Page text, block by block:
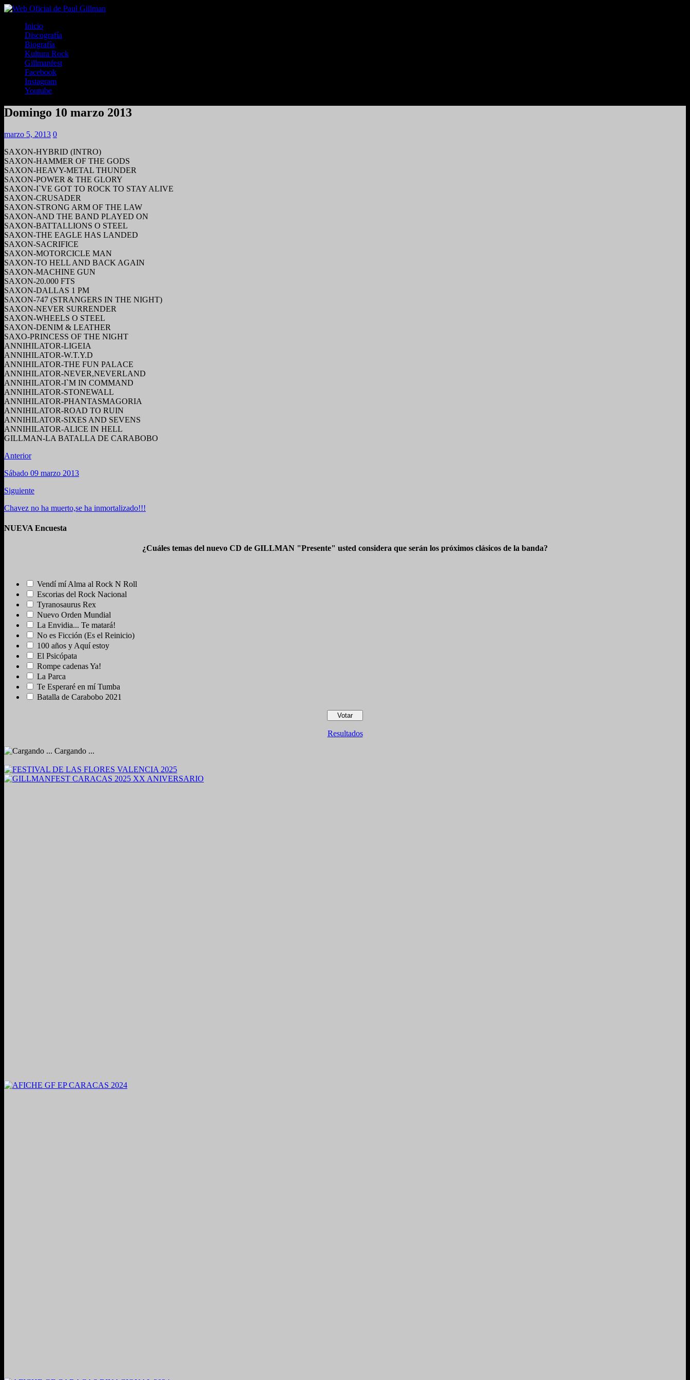
Inicio
Discografía
Biografía
Kultura Rock
Gillmanfest
Facebook
Instagram
Youtube
Domingo 10 marzo 2013
marzo 5, 2013 0
SAXON-HYBRID (INTRO)
SAXON-HAMMER OF THE GODS
SAXON-HEAVY-METAL THUNDER
SAXON-POWER & THE GLORY
SAXON-I`VE GOT TO ROCK TO STAY ALIVE
SAXON-CRUSADER
SAXON-STRONG ARM OF THE LAW
SAXON-AND THE BAND PLAYED ON
SAXON-BATTALLIONS O STEEL
SAXON-THE EAGLE HAS LANDED
SAXON-SACRIFICE
SAXON-MOTORCICLE MAN
SAXON-TO HELL AND BACK AGAIN
SAXON-MACHINE GUN
SAXON-20.000 FTS
SAXON-DALLAS 1 PM
SAXON-747 (STRANGERS IN THE NIGHT)
SAXON-NEVER SURRENDER
SAXON-WHEELS O STEEL
SAXON-DENIM & LEATHER
SAXO-PRINCESS OF THE NIGHT
ANNIHILATOR-LIGEIA
ANNIHILATOR-W.T.Y.D
ANNIHILATOR-THE FUN PALACE
ANNIHILATOR-NEVER,NEVERLAND
ANNIHILATOR-I`M IN COMMAND
ANNIHILATOR-STONEWALL
ANNIHILATOR-PHANTASMAGORIA
ANNIHILATOR-ROAD TO RUIN
ANNIHILATOR-SIXES AND SEVENS
ANNIHILATOR-ALICE IN HELL
GILLMAN-LA BATALLA DE CARABOBO
Anterior
Sábado 09 marzo 2013
Siguiente
Chavez no ha muerto,se ha inmortalizado!!!
NUEVA Encuesta
¿Cuáles temas del nuevo CD de GILLMAN "Presente" usted considera que serán los próximos clásicos de la banda?
Vendí mí Alma al Rock N Roll
Escorias del Rock Nacional
Tyranosaurus Rex
Nuevo Orden Mundial
La Envidia... Te matará!
No es Ficción (Es el Reinicio)
100 años y Aquí estoy
El Psicópata
Rompe cadenas Ya!
La Parca
Te Esperaré en mí Tumba
Batalla de Carabobo 2021
Resultados
Cargando ...